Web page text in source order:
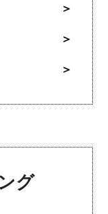
グ